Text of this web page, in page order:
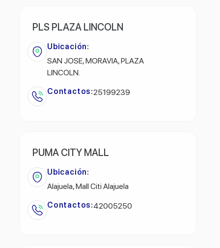
PLS PLAZA LINCOLN
Ubicación:
SAN JOSE, MORAVIA, PLAZA
LINCOLN.
Contactos:25199239
PUMA CITY MALL
Ubicación:
Alajuela, Mall Citi Alajuela
Contactos:42005250